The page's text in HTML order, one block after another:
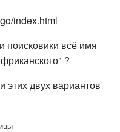
index.html
поисковики всё имя
?
этих двух вариантов